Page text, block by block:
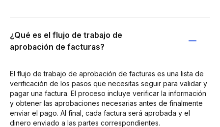
¿Qué es el flujo de trabajo de
aprobación de facturas?
El flujo de trabajo de aprobación de facturas es una lista de
verificación de los pasos que necesitas seguir para validar y
pagar una factura. El proceso incluye verificar la información
y obtener las aprobaciones necesarias antes de finalmente
enviar el pago. Al final, cada factura será aprobada y el
dinero enviado a las partes correspondientes.